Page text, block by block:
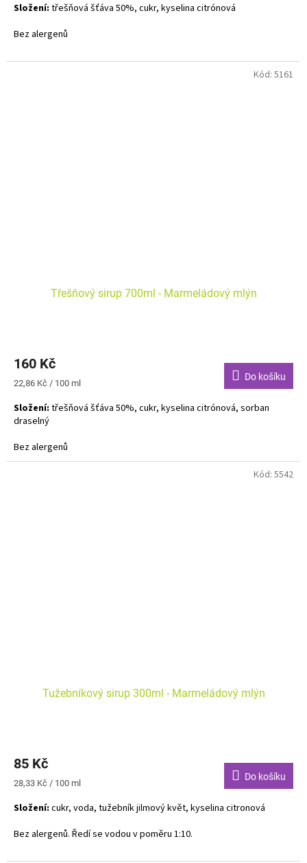
Složení: třešňová šťáva 50%, cukr, kyselina citrónová
Bez alergenů
Třešňový sirup 700ml - Marmeládový mlýn
160 Kč
Měrná
22,86 Kč / 100 ml
Do košíku
Složení: třešňová šťáva 50%, cukr, kyselina citrónová, sorban
draselný
Bez alergenů
Kód: 5161
Tužebníkový sirup 300ml - Marmeládový mlýn
85 Kč
Měrná
28,33 Kč / 100 ml
Do košíku
Složení: cukr, voda, tužebník jilmový květ, kyselina citronová
Bez alergenů. Ředí se vodou v poměru 1:10.
Kód: 5542